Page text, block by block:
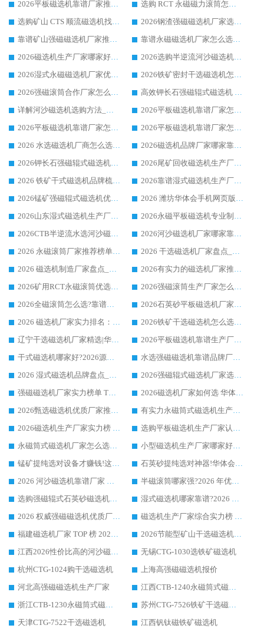
2026平板磁选机靠谱厂家推荐_ 华体会手机网页版-华体会(中国) 凭借良好口碑获得众多客户认可
选购 RCT 永磁磁力滚筒怎么选?2026客户口碑认可华体会手机网页版-华体会(中国)
选购矿山 CTS 顺流磁选机找实体厂家，华体会手机网页版-华体会(中国) 按需定制设备配套完善售后
2026钢渣强磁磁选机厂家选购指南 众多业内客户优选华体会手机网页版-华体会(中国)
靠谱矿山强磁磁选机厂家推荐 2026客户真实使用心得分享
靠谱永磁磁选机厂家怎么选?福建客户真实体验分享华体会手机网页版-华体会(中国) 品牌
2026磁选机生产厂家哪家好?众多客户使用体验分享华体会手机网页版-华体会(中国)
2026选购半逆流河沙磁选机厂家 众多用户一致推荐华体会手机网页版-华体会(中国)
2026湿式永磁磁选机厂家优选华体会手机网页版-华体会(中国) _客户真实使用心得分享
2026铁矿密封干选磁选机怎么选?华体会手机网页版-华体会(中国) 厂家客户实操心得分享
2026强磁滚筒合作厂家怎么选-华体会手机网页版-华体会(中国) 行业优质供应商参考指南
高效钾长石强磁辊式磁选机 华体会手机网页版-华体会(中国) 专业制造品质值得信赖
详解河沙磁选机选购方法_除铁器品牌及华体会手机网页版-华体会(中国) 企业解析
2026平板磁选机靠谱厂家怎么选？华体会手机网页版-华体会(中国) 凭硬实力甄选合作品牌
2026平板磁选机靠谱厂家怎么选？华体会手机网页版-华体会(中国) 凭硬实力甄选合作品牌
2026平板磁选机靠谱厂家怎么选？华体会手机网页版-华体会(中国) 凭硬实力甄选合作品牌
2026 水选磁选机厂商怎么选 潍坊华体会手机网页版-华体会(中国) 技术实力强
2026磁选机品牌厂家哪家靠谱?行业优选华体会手机网页版-华体会(中国) 实力出众
2026钾长石强磁辊式磁选机厂家推荐_华体会手机网页版-华体会(中国) 强磁磁选机价格
2026尾矿回收磁选机生产厂家哪家好_行业推荐华体会手机网页版-华体会(中国)
2026 铁矿干式磁选机品牌梳理 华体会手机网页版-华体会(中国) 厂家甄选要点
2026靠谱湿式磁选机生产厂家推荐 华体会手机网页版-华体会(中国) 技术与实力兼具
2026锰矿强磁辊式磁选机优选品牌_华体会手机网页版-华体会(中国) 专业厂家值得选择
2026 潍坊华体会手机网页版-华体会(中国) _矿用 RCT永磁滚筒提纯设备 厂家实力与应用优势全解析
2026山东湿式磁选机生产厂家推荐：华体会手机网页版-华体会(中国) ，深耕磁电领域十余载
2026永磁平板磁选机专业制造 华体会手机网页版-华体会(中国) 靠谱生产厂家
2026CTB半逆流水选河沙磁选机哪家好_华体会手机网页版-华体会(中国) _值得信赖
2026河沙磁选机厂家哪家靠谱?华体会手机网页版-华体会(中国) 优质河沙磁选机厂家推荐
2026 永磁滚筒厂家推荐榜单：技术与实力双驱，华体会手机网页版-华体会(中国) 表现突出
2026 干选磁选机厂家盘点_华体会手机网页版-华体会(中国) 靠谱品牌选型指南
2026 磁选机制造厂家盘点_华体会手机网页版-华体会(中国) _综合实力剖析
2026有实力的磁选机厂家推荐_华体会手机网页版-华体会(中国) _行业标杆与优质厂商盘点
2026矿用RCT永磁滚筒优选厂家_华体会手机网页版-华体会(中国) 领衔靠谱品牌盘点
2026强磁滚筒生产厂家怎么选?行业口碑推荐华体会手机网页版-华体会(中国)
2026全磁滚筒怎么选?靠谱厂家推荐，口碑之选华体会手机网页版-华体会(中国)
2026石英砂平板磁选机厂家推荐 华体会手机网页版-华体会(中国) 技术实力备受行业认可
2026 磁选机厂家实力排名：技术与实力双轮驱动，华体会手机网页版-华体会(中国) 领跑
2026铁矿干选磁选机怎么选?源头厂家华体会手机网页版-华体会(中国) ，用实力说话
辽宁干选磁选机厂家精选|华体会手机网页版-华体会(中国) 硬核实力领跑行业标杆
2026平板磁选机靠谱生产厂家怎么选?行业标杆华体会手机网页版-华体会(中国) ，凭硬实力脱颖而出
干式磁选机哪家好?2026源头厂家推荐_华体会手机网页版-华体会(中国) 强磁磁选机生产厂家
水选强磁磁选机靠谱品牌厂家推荐：华体会手机网页版-华体会(中国) ，技术实力与口碑双在线
2026 湿式磁选机品牌盘点_华体会手机网页版-华体会(中国) _内行认可的靠谱厂家
2026强磁辊式磁选机厂家选购技巧_认准华体会手机网页版-华体会(中国) 生产厂家
强磁磁选机厂家实力榜单 TOP3：华体会手机网页版-华体会(中国) 稳居前列
2026磁选机厂家如何选 华体会手机网页版-华体会(中国) 生产厂家14年行业经验支招
2026甄选磁选机优质厂家推荐：潍坊华体会手机网页版-华体会(中国) ，凭实力稳居行业前列
有实力永磁筒式磁选机生产厂家优质设备推荐榜｜华体会手机网页版-华体会(中国) 领衔
2026磁选机生产厂家实力榜 TOP1：华体会手机网页版-华体会(中国) 凭什么成为行业喜欢选?
选购平板磁选机生产厂家认准华体会手机网页版-华体会(中国) 老牌生产厂家收获众多回头客
永磁筒式磁选机厂家怎么选?14 年老厂华体会手机网页版-华体会(中国) 凭实力出圈，这 5 大优势太圈粉
小型磁选机生产厂家哪家好?2026 年实测推荐，华体会手机网页版-华体会(中国) 十年口碑厂值得闭眼入
锰矿提纯选对设备才赚钱!这家临朐厂家的强磁辊磁选机凭啥成行业标杆?
石英砂提纯选对神器!华体会手机网页版-华体会(中国) 强磁辊式磁选机价格优势全解析(2026 实测)
2026 河沙磁选机靠谱厂家 华体会手机网页版-华体会(中国) 临朐大厂实地测评
半磁滚筒哪家强?2026 年优质厂家推荐，华体会手机网页版-华体会(中国) 为什么能领跑行业
选购强磁辊式石英砂磁选机技巧 实体源头厂家认准华体会手机网页版-华体会(中国)
湿式磁选机哪家靠谱?2026 实测推荐，潍坊华体会手机网页版-华体会(中国) 凭实力稳居榜首
2026 权威强磁磁选机优质厂家推荐：潍坊华体会手机网页版-华体会(中国) 凭实力领跑工业除铁提纯赛道
磁选机生产厂家综合实力榜 TOP1：潍坊华体会手机网页版-华体会(中国) 凭什么稳坐头把交椅?
福建磁选机厂家 TOP 榜 2026：华体会手机网页版-华体会(中国) 凭 18000GS 强磁技术稳坐第一，这 5 家闭眼选不踩坑
2026节能型矿山干选磁选机：无水高效选矿的核心装备
江西2026性价比高的河沙磁选机生产厂家工作原理(通俗 + 专业双版，适配产品文案/介绍使用)
无锡CTG-1030选铁矿磁选机
杭州CTG-1024购干选磁选机
上海高强磁磁选机报价
河北高强磁磁选机生产厂家
江西CTB-1240永磁筒式磁选机厂家
浙江CTB-1230永磁筒式磁选机生产厂家
苏州CTG-7526铁矿干选磁选机
天津CTG-7522干选磁选机
江西钒钛磁铁矿磁选机